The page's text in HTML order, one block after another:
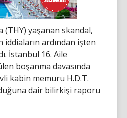
(THY) yaşanan skandal,
iddiaların ardından işten
İstanbul 16. Aile
boşanma davasında
kabin memuru H.D.T.
dair bilirkişi raporu